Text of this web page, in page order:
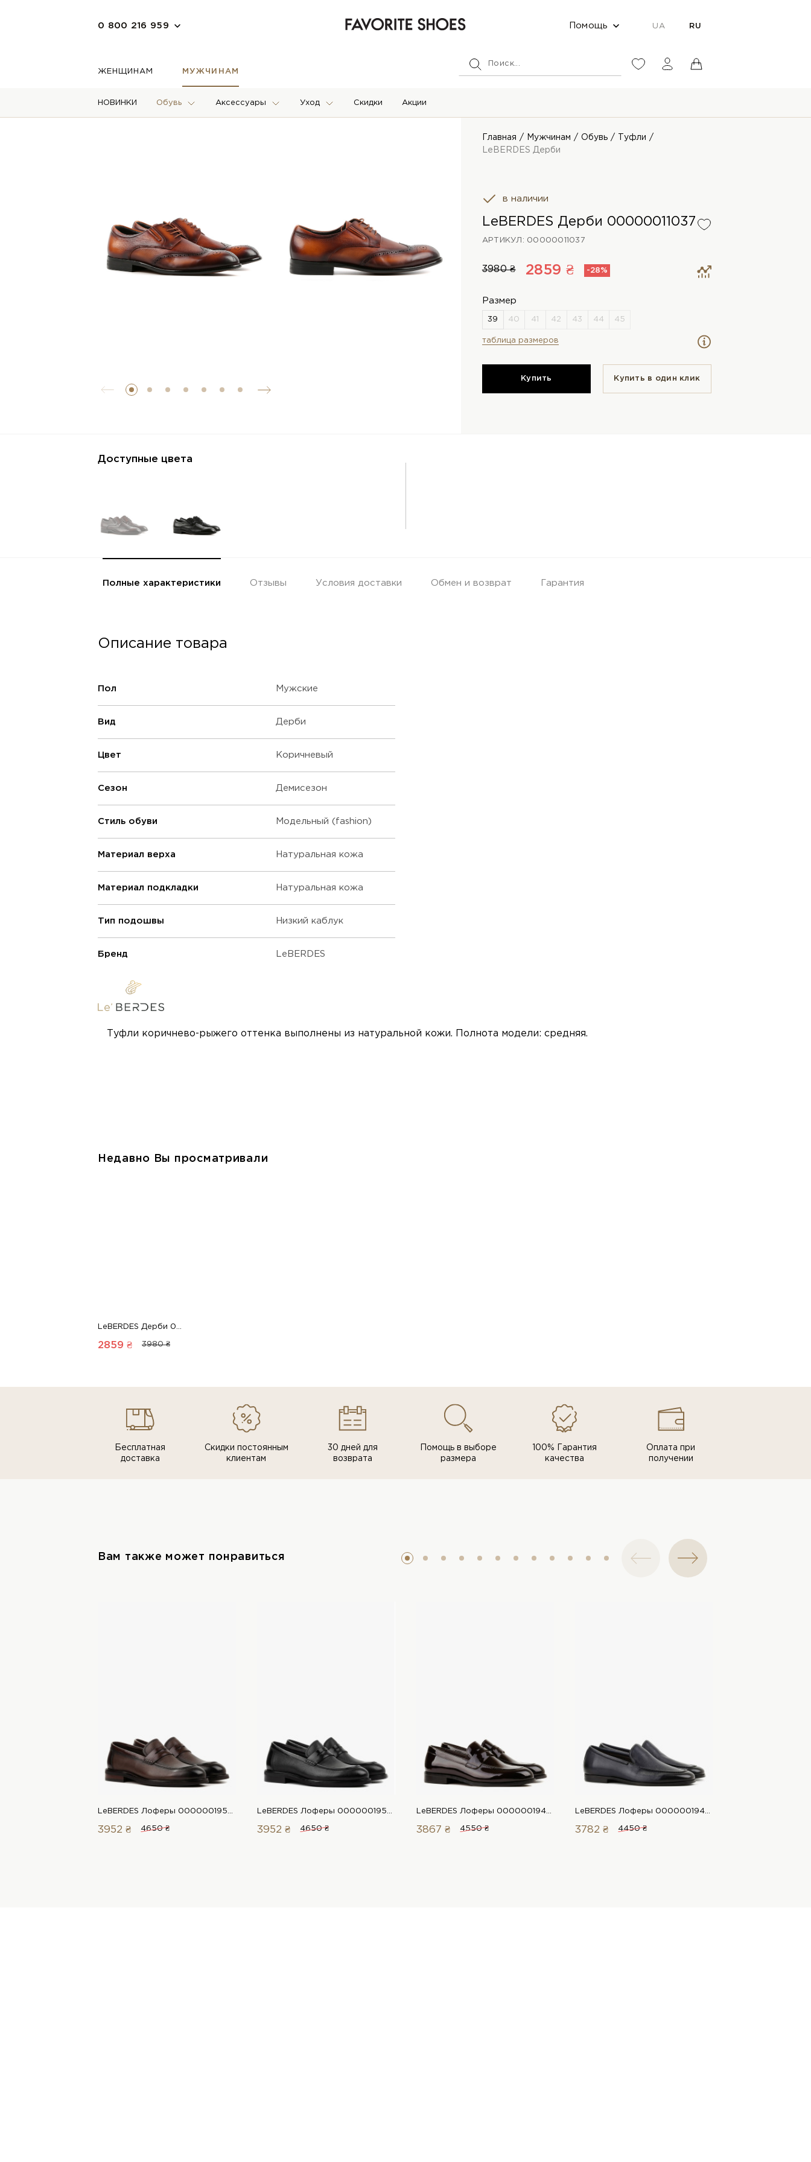
0 800 216 959 Помощь UA RU
ЖЕНЩИНАМ МУЖЧИНАМ
НОВИНКИ Обувь Аксессуары Уход Скидки Акции
Главная Мужчинам Обувь
Туфли
LeBERDES Дерби
в наличии
LeBERDES Дерби 00000011037
АРТИКУЛ: 00000011037
3980 ₴ 2859 ₴ -28%
Размер
таблица размеров
Купить Купить в один клик
Доступные цвета
Полные характеристики Отзывы Условия доставки Обмен и возврат Гарантия
Описание товара
Пол Мужские
Вид Дерби
Цвет Коричневый
Сезон Демисезон
Стиль обуви Модельный (fashion)
Материал верха Натуральная кожа
Материал подкладки Натуральная кожа
Тип подошвы Низкий каблук
Бренд LeBERDES
Туфли коричнево-рыжего оттенка выполнены из натуральной кожи. Полнота модели: средняя.
Недавно Вы просматривали
2859 ₴ 3980 ₴
Бесплатная
доставка
Скидки постоянным
клиентам
30 дней для
возврата
Помощь в выборе
размера
100% Гарантия
качества
Оплата при
получении
Вам также может понравиться
3952 ₴ 4650 ₴ 3952 ₴ 4650 ₴
LeBERDES Лоферы 00000019491 1 Магазин обуви “Favorite Shoes”
3867 ₴ 4550 ₴ 3782 ₴ 4450 ₴